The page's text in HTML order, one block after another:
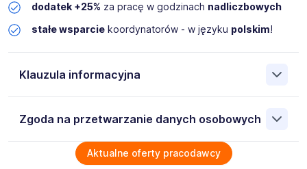
dodatek +25% za pracę w godzinach nadliczbowych
stałe wsparciekoordynatorów - w języku polskim!
Klauzula informacyjna
z o.o. 70-560 Szczecin ul. Grodzka 20/4, NIP:
rekrutacji przez Administratora. Wiem, że przysługują mi
następujące prawa: prawo żądania dostępu do swoich
Zgoda na przetwarzanie danych osobowych
Wyrażam zgodę na przetwarzanie moich danych
osobowych przez German Work sp. z o.o. 70-560
Aktualne oferty pracodawcy